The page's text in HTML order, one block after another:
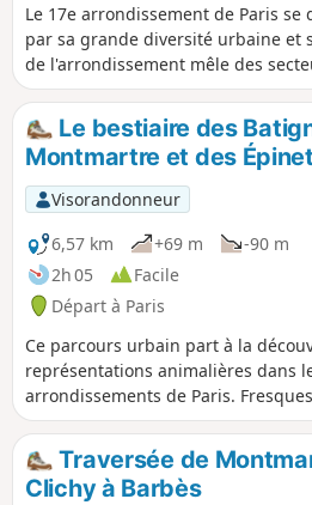
Le 17e arrondissement de Paris se
par sa grande diversité urbaine et
de l'arrondissement mêle des
populaires et en renouvellement.
territoire ferroviaire et industriel, il
une forte transformation récente,
avec l’écoquartier Clichy-Batignolles.
Martin Martin Luther King illustre ce
renouvellement urbain, conçu selon
principes écologiques. Mais on
le charme du Square des
Épinettes, à l'ambiance paysagère
XIXᵉ siècle, ou le calme du Square
Sainte-Croix.
Le bestiaire des
Montmartre et des
Visorandonneur
6,57 km
+69 m
-90 m
2h 05
Facile
Départ à Paris
Ce parcours urbain part à la
représentations animalières dans
arrondissements de Paris.
ornementations d'immeubles sont
aussi l'occasion de déambuler
Butte Montmartre.
Traversée de
Clichy à Barbès